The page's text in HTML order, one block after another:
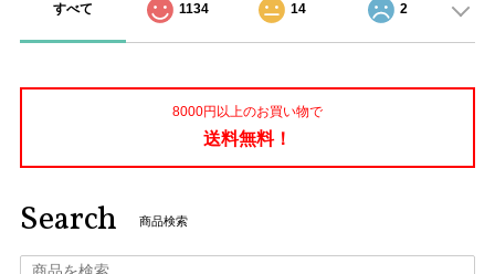
すべて 1134 14 2
8000円以上のお買い物で
送料無料！
Search 商品検索